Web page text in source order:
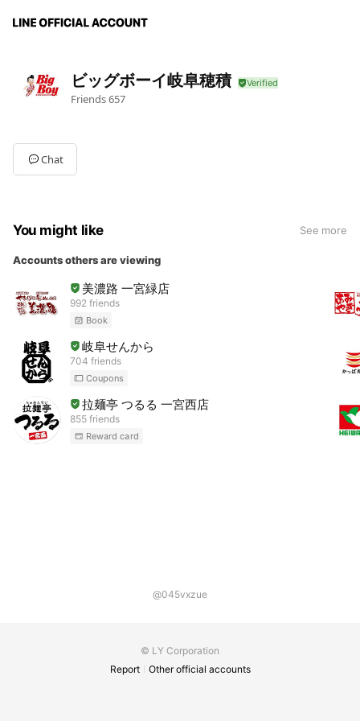
ビッグボーイ岐阜穂積
Friends657
Chat
You might like See more
Accounts others are viewing
美濃路 一宮緑店
992 friends
Book
岐阜せんから
704 friends
Coupons
拉麺亭 つるる 一宮西店
855 friends
Reward card
@045vxzue
© LY Corporation
Report
Other official accounts